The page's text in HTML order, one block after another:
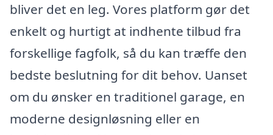
bliver det en leg. Vores platform gør det
enkelt og hurtigt at indhente tilbud fra
forskellige fagfolk, så du kan træffe den
bedste beslutning for dit behov. Uanset
om du ønsker en traditionel garage, en
moderne designløsning eller en